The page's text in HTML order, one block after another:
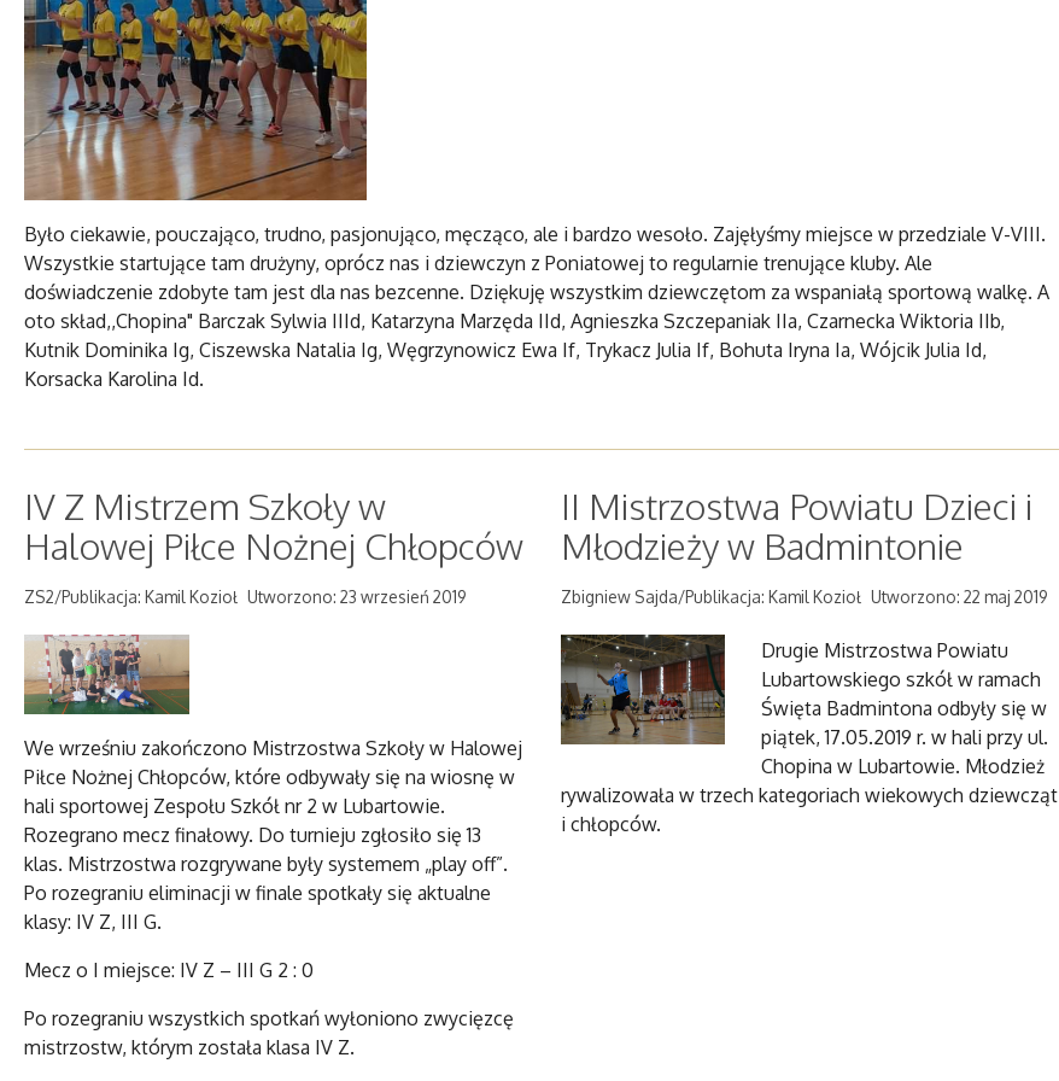
Było ciekawie, pouczająco, trudno, pasjonująco, męcząco, ale i bardzo wesoło. Zajęłyśmy miejsce w przedziale V-VIII.
Wszystkie startujące tam drużyny, oprócz nas i dziewczyn z Poniatowej to regularnie trenujące kluby. Ale
doświadczenie zdobyte tam jest dla nas bezcenne. Dziękuję wszystkim dziewczętom za wspaniałą sportową walkę. A
oto skład,,Chopina" Barczak Sylwia IIId, Katarzyna Marzęda IId, Agnieszka Szczepaniak IIa, Czarnecka Wiktoria IIb,
Kutnik Dominika Ig, Ciszewska Natalia Ig, Węgrzynowicz Ewa If, Trykacz Julia If, Bohuta Iryna Ia, Wójcik Julia Id,
Korsacka Karolina Id.
IV Z Mistrzem Szkoły w
Halowej Piłce Nożnej Chłopców
ZS2/Publikacja: Kamil Kozioł Utworzono: 23 wrzesień 2019
We wrześniu zakończono Mistrzostwa Szkoły w Halowej
Piłce Nożnej Chłopców, które odbywały się na wiosnę w
hali sportowej Zespołu Szkół nr 2 w Lubartowie.
Rozegrano mecz finałowy. Do turnieju zgłosiło się 13
klas. Mistrzostwa rozgrywane były systemem „play off”.
Po rozegraniu eliminacji w finale spotkały się aktualne
klasy: IV Z, III G.
Mecz o I miejsce: IV Z – III G 2 : 0
Po rozegraniu wszystkich spotkań wyłoniono zwycięzcę
mistrzostw, którym została klasa IV Z.
II Mistrzostwa Powiatu Dzieci i
Młodzieży w Badmintonie
Zbigniew Sajda/Publikacja: Kamil Kozioł Utworzono: 22 maj 2019
Drugie Mistrzostwa Powiatu
Lubartowskiego szkół w ramach
Święta Badmintona odbyły się w
piątek, 17.05.2019 r. w hali przy ul.
Chopina w Lubartowie. Młodzież
rywalizowała w trzech kategoriach wiekowych dziewcząt
i chłopców.